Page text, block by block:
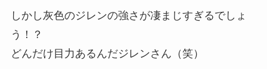
しかし灰色のジレンの強さが凄まじすぎるでしょ
う！？
どんだけ目力あるんだジレンさん（笑）